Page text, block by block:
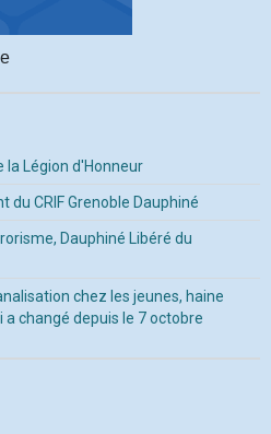
la Légion d'Honneur
du CRIF Grenoble Dauphiné
Dauphiné Libéré du
chez les jeunes, haine
a changé depuis le 7 octobre